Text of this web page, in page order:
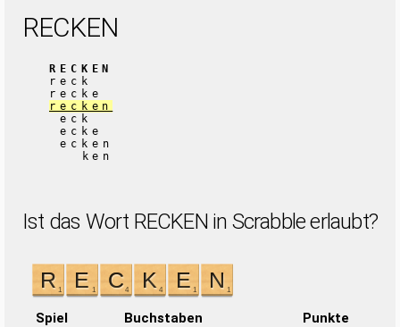
RECKEN
RECKEN
reck
recke
recken
eck
ecke
ecken
ken
Ist das Wort RECKEN in Scrabble erlaubt?
Spiel Buchstaben Punkte